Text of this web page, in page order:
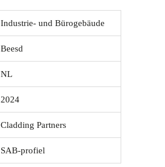
Industrie- und Bürogebäude
Beesd
NL
2024
Cladding Partners
SAB-profiel